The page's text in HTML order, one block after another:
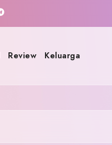
Review Keluarga